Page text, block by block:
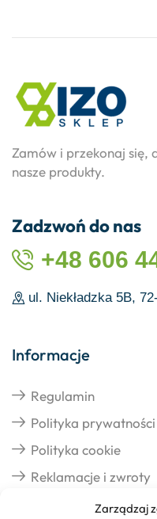
Zarządzaj
Zamów i przekonaj się,
nasze produkty.
Zadzwoń do nas
+48 606
ul. Niekładzka 5B,
Informacje
Regulamin
Polityka prywatności
Polityka cookie
Reklamacje i zwroty